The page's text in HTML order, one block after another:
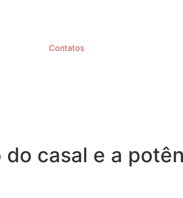
Contatos
casal e a